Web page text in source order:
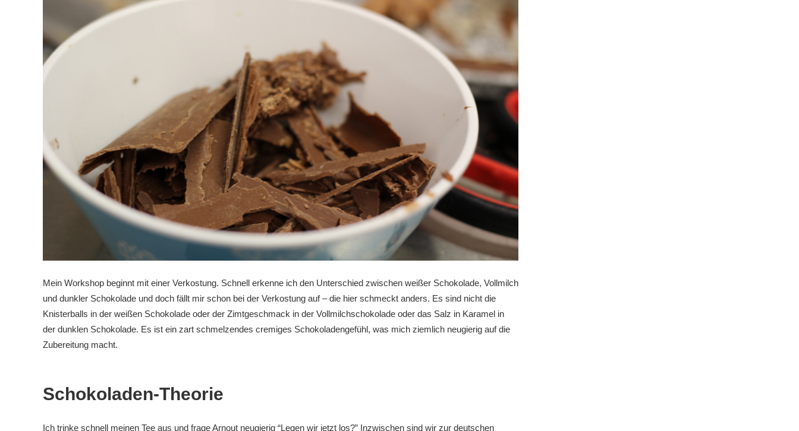
Mein Workshop beginnt mit einer Verkostung. Schnell erkenne ich den Unterschied zwischen weißer Schokolade, Vollmilch
und dunkler Schokolade und doch fällt mir schon bei der Verkostung auf – die hier schmeckt anders. Es sind nicht die
Knisterballs in der weißen Schokolade oder der Zimtgeschmack in der Vollmilchschokolade oder das Salz in Karamel in
der dunklen Schokolade. Es ist ein zart schmelzendes cremiges Schokoladengefühl, was mich ziemlich neugierig auf die
Zubereitung macht.
Schokoladen-Theorie
Ich trinke schnell meinen Tee aus und frage Arnout neugierig “Legen wir jetzt los?” Inzwischen sind wir zur deutschen